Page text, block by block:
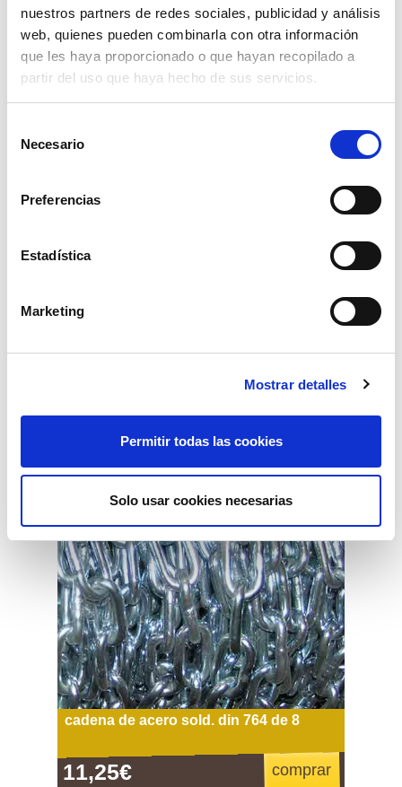
nuestros partners de redes sociales, publicidad y análisis
web, quienes pueden combinarla con otra información
que les haya proporcionado o que hayan recopilado a
partir del uso que haya hecho de sus servicios.
Necesario
Preferencias
Estadística
Marketing
Mostrar detalles
Permitir todas las cookies
Solo usar cookies necesarias
comprar
cadena de acero sold. din 764 de 8
11,25€ comprar